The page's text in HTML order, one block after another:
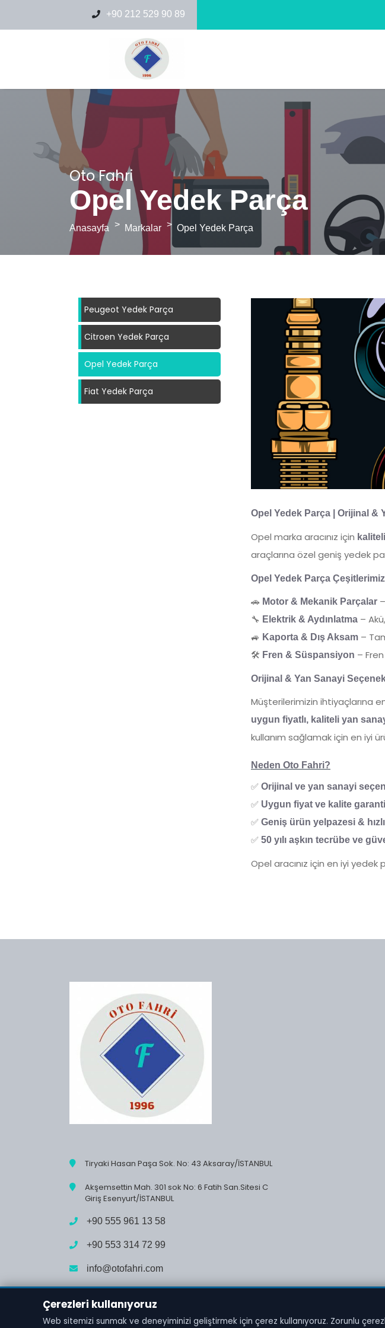
+90 212 529 90 89
Oto Fahri
Opel Yedek Parça
Anasayfa Markalar Opel Yedek Parça
Peugeot Yedek Parça
Citroen Yedek Parça
Opel Yedek Parça
Fiat Yedek Parça
Opel Yedek Parça | Orijinal &
Opel marka aracınız için
araçlarına özel geniş yedek
Opel Yedek Parça Çeşitlerimiz
🚗 Motor & Mekanik Parçalar
🔧 Elektrik & Aydınlatma –
🚙 Kaporta & Dış Aksam –
🛠 Fren & Süspansiyon –
Orijinal & Yan Sanayi
Müşterilerimizin ihtiyaçlarına
uygun fiyatlı, kaliteli yan
kullanım sağlamak için en iyi
Neden Oto Fahri?
✅ Orijinal ve yan sanayi
✅ Uygun fiyat ve kalite
✅ Geniş ürün yelpazesi &
✅ 50 yılı aşkın tecrübe ve
Opel aracınız için en iyi yedek
Tiryaki Hasan Paşa Sok. No: 43 Aksaray/İSTANBUL
Akşemsettin Mah. 301 sok No: 6 Fatih San.Sitesi C
Giriş Esenyurt/İSTANBUL
+90 555 961 13 58
+90 553 314 72 99
info@otofahri.com
Çerezleri kullanıyoruz
Web sitemizi sunmak ve deneyiminizi geliştirmek için çerez kullanıyoruz. Zorunlu